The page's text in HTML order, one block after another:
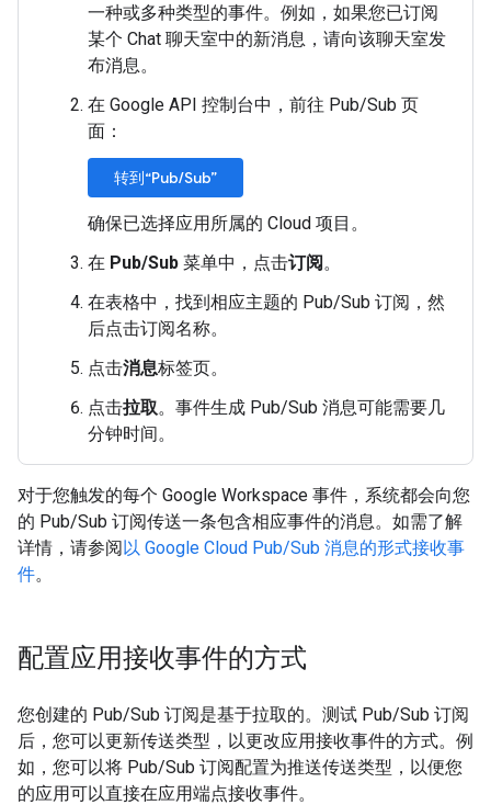
一种或多种类型的事件。例如，如果您已订阅
某个 Chat 聊天室中的新消息，请向该聊天室发
布消息。
在 Google API 控制台中，前往 Pub/Sub 页
面：
转到“Pub/Sub”
确保已选择应用所属的 Cloud 项目。
在 Pub/Sub 菜单中，点击订阅。
在表格中，找到相应主题的 Pub/Sub 订阅，然
后点击订阅名称。
点击消息标签页。
点击拉取。事件生成 Pub/Sub 消息可能需要几
分钟时间。
对于您触发的每个 Google Workspace 事件，系统都会向您
的 Pub/Sub 订阅传送一条包含相应事件的消息。如需了解
详情，请参阅以 Google Cloud Pub/Sub 消息的形式接收事
件。
配置应用接收事件的方式
您创建的 Pub/Sub 订阅是基于拉取的。测试 Pub/Sub 订阅
后，您可以更新传送类型，以更改应用接收事件的方式。例
如，您可以将 Pub/Sub 订阅配置为推送传送类型，以便您
的应用可以直接在应用端点接收事件。